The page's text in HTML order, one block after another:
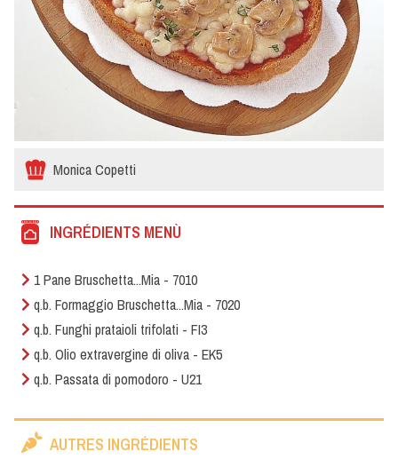
Monica Copetti
INGRÉDIENTS MENÙ
1 Pane Bruschetta...Mia - 7010
q.b. Formaggio Bruschetta...Mia - 7020
q.b. Funghi prataioli trifolati - FI3
q.b. Olio extravergine di oliva - EK5
q.b. Passata di pomodoro - U21
AUTRES INGRÉDIENTS